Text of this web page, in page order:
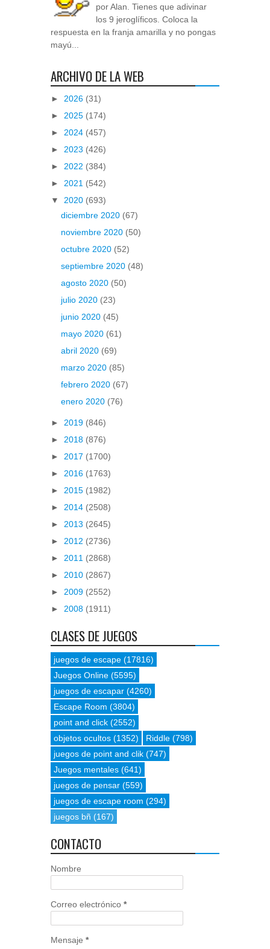
por Alan. Tienes que adivinar
los 9 jeroglíficos. Coloca la
respuesta en la franja amarilla y no pongas
mayú...
ARCHIVO DE LA WEB
► 2026 (31)
► 2025 (174)
► 2024 (457)
► 2023 (426)
► 2022 (384)
► 2021 (542)
▼ 2020 (693)
diciembre 2020 (67)
noviembre 2020 (50)
octubre 2020 (52)
septiembre 2020 (48)
agosto 2020 (50)
julio 2020 (23)
junio 2020 (45)
mayo 2020 (61)
abril 2020 (69)
marzo 2020 (85)
febrero 2020 (67)
enero 2020 (76)
► 2019 (846)
► 2018 (876)
► 2017 (1700)
► 2016 (1763)
► 2015 (1982)
► 2014 (2508)
► 2013 (2645)
► 2012 (2736)
► 2011 (2868)
► 2010 (2867)
► 2009 (2552)
► 2008 (1911)
CLASES DE JUEGOS
juegos de escape (17816)
Juegos Online (5595)
juegos de escapar (4260)
Escape Room (3804)
point and click (2552)
objetos ocultos (1352) Riddle (798)
juegos de point and clik (747)
Juegos mentales (641)
juegos de pensar (559)
juegos de escape room (294)
juegos bñ (167)
CONTACTO
Nombre
Correo electrónico *
Mensaje *